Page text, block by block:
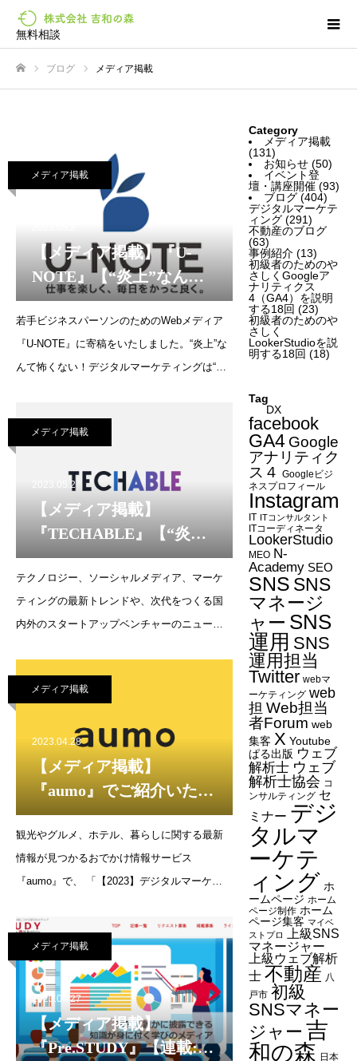
無料相談
ブログ メディア掲載
メディア掲載
【メディア掲載】『U-
NOTE』【“炎上”なんて
怖くない！デジタルマー
ケティングは“魔法の
薬”!?企業SNSアカウント
運用で大切なことは？】
若手ビジネスパーソンのためのWebメディア
『U-NOTE』に寄稿をいたしました。“炎上”な
んて怖くない！デジタルマーケティングは“魔
メディア掲載
2023.05.2
【メディア掲載】
『TECHABLE』【“炎
上”なんて怖くない！デジ
タルマーケティングは“魔
法の薬”!? 企業SNSアカウ
ント運用で大切なこと
テクノロジー、ソーシャルメディア、マーケ
ティングの最新トレンドや、次代をつくる国
内外のスタートアップベンチャーのニュース
怖くない！デジタルマーケティングは“魔法の
メディア掲載
2023.04.28
【メディア掲載】
『aumo』でご紹介いただ
きました（2023年4月28
日）
観光やグルメ、ホテル、暮らしに関する最新
情報が見つかるおでかけ情報サービス
『aumo』で、 「【2023】デジタルマーケテ
「商品を売る方法を解説！売れない理由や売
るためのコツもご紹介」で弊社をご紹介いた
だきました。【2023】デ
メディア掲載
2023.04.27
【メディア掲載】
『Pre.STUDY』【連載:は
Category
メディア掲載
(131)
お知らせ(50)
イベント登
壇・講座開催(93)
ブログ(404)
デジタルマーケテ
ィング(291)
不動産のブログ
(63)
事例紹介(13)
初級者のためのや
さしくGoogleア
ナリティクス
4（GA4）を説明
する18回 (23)
初級者のためのや
さしく
LookerStudioを説
明する18回 (18)
Tag
DX
facebook
GA4 Google
アナリティク
ス４
Googleビジ
ネスプロフィール
Instagram
IT ITコンサルタント
ITコーディネータ
LookerStudio
MEO N-
Academy SEO
SNS SNS
マネージ
ャー SNS
運用 SNS
運用担当
Twitter webマ
ーケティング web
担 Web担当
者Forum web
集客 X Youtube
ぱる出版 ウェブ
解析士 ウェブ
解析士協会 コ
ンサルティング セ
ミナー デジ
タルマ
ーケテ
ィング ホ
ームページ ホーム
ページ制作 ホーム
ページ集客 マイベ
ストプロ
上級SNS
マネージャー
上級ウェブ解析
士 不動産 八
戸市 初級
SNSマネー
ジャー 吉
和の森 日本